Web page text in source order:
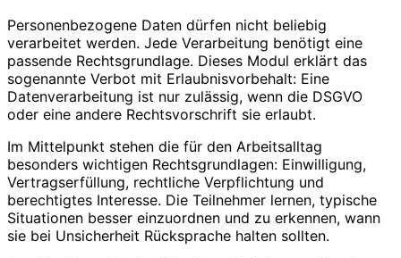
Personenbezogene Daten dürfen nicht beliebig
verarbeitet werden. Jede Verarbeitung benötigt eine
passende Rechtsgrundlage. Dieses Modul erklärt das
sogenannte Verbot mit Erlaubnisvorbehalt: Eine
Datenverarbeitung ist nur zulässig, wenn die DSGVO
oder eine andere Rechtsvorschrift sie erlaubt.
Im Mittelpunkt stehen die für den Arbeitsalltag
besonders wichtigen Rechtsgrundlagen: Einwilligung,
Vertragserfüllung, rechtliche Verpflichtung und
berechtigtes Interesse. Die Teilnehmer lernen, typische
Situationen besser einzuordnen und zu erkennen, wann
sie bei Unsicherheit Rücksprache halten sollten.